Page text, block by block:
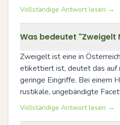
Vollständige Antwort lesen →
Was bedeutet "Zweigelt
Zweigelt ist eine in
etikettiert ist, deutet das auf
geringe Eingriffe. Bei einem
rustikale, ungebändigte
Vollständige Antwort lesen →